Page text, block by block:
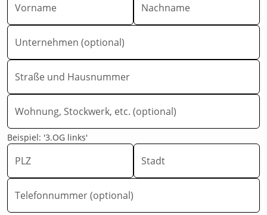
Vorname Nachname
Unternehmen (optional)
Straße und Hausnummer
Wohnung, Stockwerk, etc. (optional)
Beispiel: '3.OG links'
PLZ Stadt
Telefonnummer (optional)